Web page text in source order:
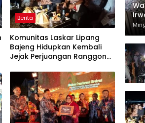
Berita
Komunitas Laskar Lipang
Bajeng Hidupkan Kembali
Jejak Perjuangan Ranggong
Takalar: Apresiasi Bahwa
Sejarah Adalah Warisan
yang Tak Ternilai”.